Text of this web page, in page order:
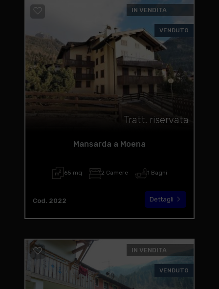
IN VENDITA
VENDUTO
Tratt. riservata
Mansarda a Moena
65 mq 2 Camere 1 Bagni
Cod. 2022 Dettagli
IN VENDITA
VENDUTO